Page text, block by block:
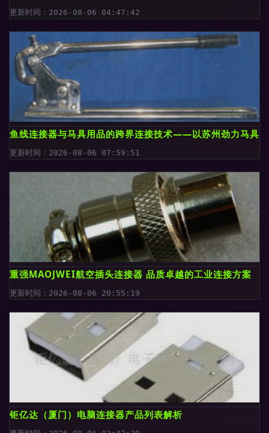
更新时间：2026-08-06 04:47:42
鱼线连接器与马具用品的跨界连接技术——以苏州劲力马具
更新时间：2026-08-06 07:59:51
重强MAOJWEI航空插头连接器 品质卓越的工业连接方案
更新时间：2026-08-06 20:55:19
钜亿达（厦门）电脑连接器产品列表解析